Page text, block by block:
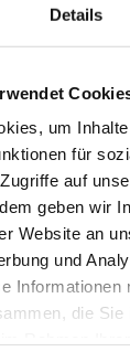
Details
um
für
auf
geben wir
Website an
und
Informationen
die Sie
U.